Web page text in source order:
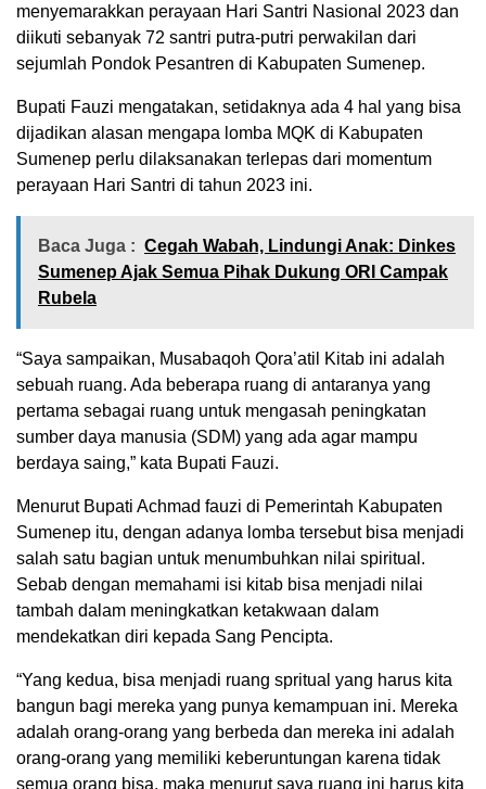
menyemarakkan perayaan Hari Santri Nasional 2023 dan
diikuti sebanyak 72 santri putra-putri perwakilan dari
sejumlah Pondok Pesantren di Kabupaten Sumenep.
Bupati Fauzi mengatakan, setidaknya ada 4 hal yang bisa
dijadikan alasan mengapa lomba MQK di Kabupaten
Sumenep perlu dilaksanakan terlepas dari momentum
perayaan Hari Santri di tahun 2023 ini.
Baca Juga : Cegah Wabah, Lindungi Anak: Dinkes
Sumenep Ajak Semua Pihak Dukung ORI Campak
Rubela
“Saya sampaikan, Musabaqoh Qora’atil Kitab ini adalah
sebuah ruang. Ada beberapa ruang di antaranya yang
pertama sebagai ruang untuk mengasah peningkatan
sumber daya manusia (SDM) yang ada agar mampu
berdaya saing,” kata Bupati Fauzi.
Menurut Bupati Achmad fauzi di Pemerintah Kabupaten
Sumenep itu, dengan adanya lomba tersebut bisa menjadi
salah satu bagian untuk menumbuhkan nilai spiritual.
Sebab dengan memahami isi kitab bisa menjadi nilai
tambah dalam meningkatkan ketakwaan dalam
mendekatkan diri kepada Sang Pencipta.
“Yang kedua, bisa menjadi ruang spritual yang harus kita
bangun bagi mereka yang punya kemampuan ini. Mereka
adalah orang-orang yang berbeda dan mereka ini adalah
orang-orang yang memiliki keberuntungan karena tidak
semua orang bisa, maka menurut saya ruang ini harus kita